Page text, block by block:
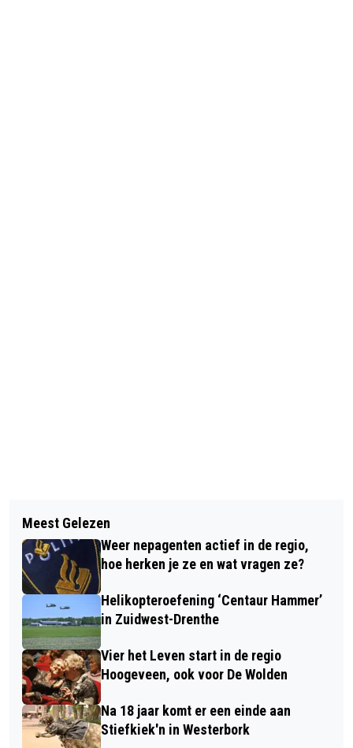
OPNIEUW SUBSIDIES VOOR
TOEKOMSTGERICHTE LANDBOUW IN
DE WOLDEN
DE WOLDEN HOUDT 1,5 MILJOEN EURO
OVER IN 2025
Meest Gelezen
Weer nepagenten actief in de regio,
hoe herken je ze en wat vragen ze?
Helikopteroefening ‘Centaur Hammer’
in Zuidwest-Drenthe
Vier het Leven start in de regio
Hoogeveen, ook voor De Wolden
Na 18 jaar komt er een einde aan
Stiefkiek'n in Westerbork